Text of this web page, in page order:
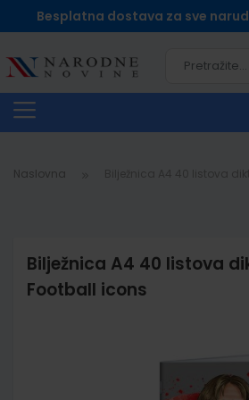
Besplatna dostava za sve
Naslovna
Bilježnica A4 40 listova
Football icons